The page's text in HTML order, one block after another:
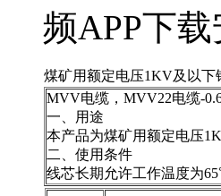
频APP下
煤矿用额定电压1KV及以下
MVV电缆，MVV22电缆-
一、用途
本产品为煤矿用额定电压1KV
二、使用条件
线芯长期允许工作温度为